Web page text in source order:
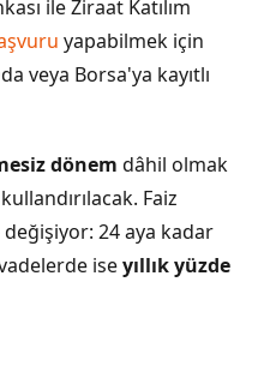
ile Ziraat Katılım
yapabilmek için
veya Borsa'ya kayıtlı
dönem dâhil olmak
kullandırılacak. Faiz
24 aya kadar
iseyıllık yüzde